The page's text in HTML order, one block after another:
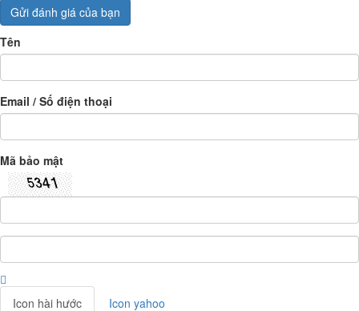
Gửi đánh giá của bạn
Tên
Email / Số điện thoại
Mã bảo mật
Icon hài hước Icon yahoo